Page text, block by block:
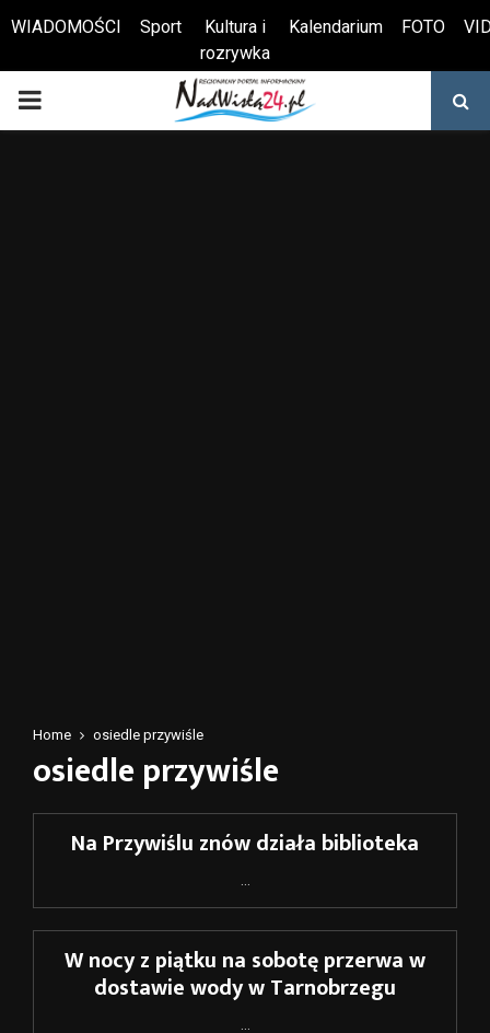
Otwórz pasek narzędzi
WIADOMOŚCI Sport
Kultura i
rozrywka
Kalendarium FOTO
PRIMARY
Home osiedle przywiśle
osiedle przywiśle
Na Przywiślu znów działa biblioteka
W nocy z piątku na sobotę przerwa w
dostawie wody w Tarnobrzegu